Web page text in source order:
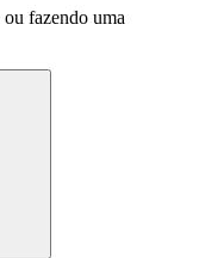
fazendo uma